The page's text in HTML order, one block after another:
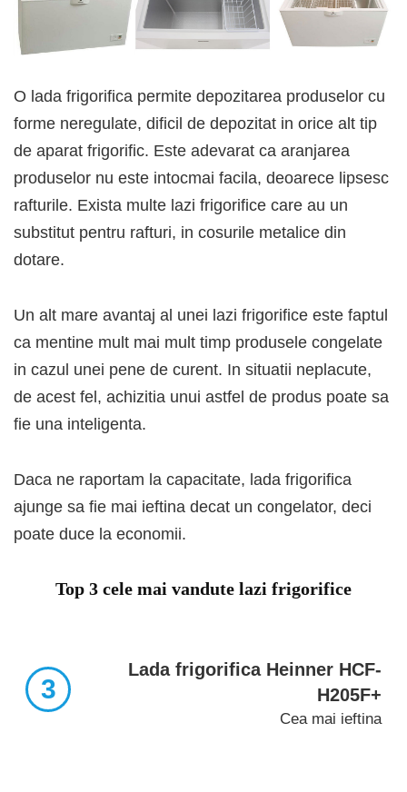
O lada frigorifica permite depozitarea produselor cu
forme neregulate, dificil de depozitat in orice alt tip
de aparat frigorific. Este adevarat ca aranjarea
produselor nu este intocmai facila, deoarece lipsesc
rafturile. Exista multe lazi frigorifice care au un
substitut pentru rafturi, in cosurile metalice din
dotare.
Un alt mare avantaj al unei lazi frigorifice este faptul
ca mentine mult mai mult timp produsele congelate
in cazul unei pene de curent. In situatii neplacute,
de acest fel, achizitia unui astfel de produs poate sa
fie una inteligenta.
Daca ne raportam la capacitate, lada frigorifica
ajunge sa fie mai ieftina decat un congelator, deci
poate duce la economii.
Top 3 cele mai vandute lazi frigorifice
3
Lada frigorifica Heinner HCF-
H205F+
Cea mai ieftina